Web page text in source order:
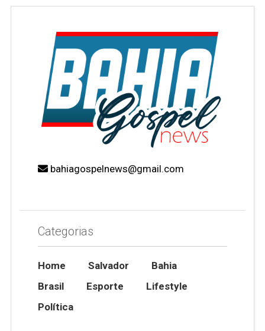
bahiagospelnews@gmail.com
Categorias
Home Salvador
Bahia
Brasil
Esporte
Lifestyle
Política